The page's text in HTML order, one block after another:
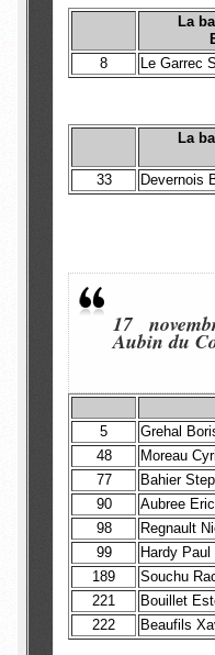
La
8
Le Garrec
La
33
Devernois
17
Aubin du
5
Grehal
48
Moreau
77
Bahier
90
Aubree Eric
98
Regnault
99
Hardy Paul
189
Souchu
221
Bouillet
222
Beaufils